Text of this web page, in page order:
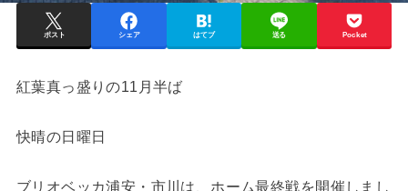
ポスト シェア はてブ 送る Pocket
紅葉真っ盛りの11月半ば
快晴の日曜日
ブリオベッカ浦安・市川は、ホーム最終戦を開催しまし